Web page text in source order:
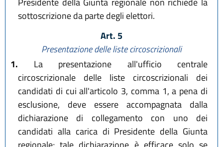
sottoscrizione da parte degli elettori.
Art. 5
Presentazione delle liste circoscrizionali
1. La presentazione all'ufficio centrale
circoscrizionale delle liste circoscrizionali dei
candidati di cui all'articolo 3, comma 1, a pena di
esclusione, deve essere accompagnata dalla
dichiarazione di collegamento con uno dei
candidati alla carica di Presidente della Giunta